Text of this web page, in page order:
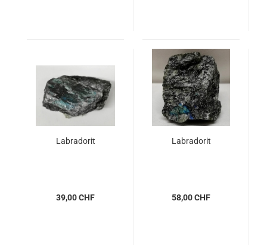
Labradorit
39,00 CHF
Labradorit
58,00 CHF